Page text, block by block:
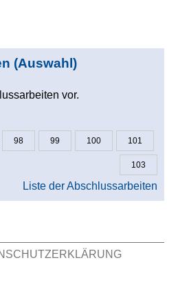
(Auswahl)
vor.
98 99 100 101
103
Liste der Abschlussarbeiten